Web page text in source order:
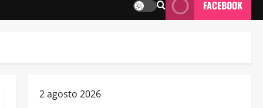
FACEBOOK
2 agosto 2026